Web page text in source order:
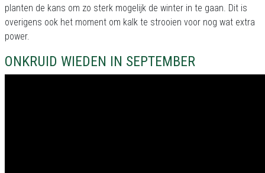
planten de kans om zo sterk mogelijk de winter in te gaan. Dit is
overigens ook het moment om kalk te strooien voor nog wat extra
power.
ONKRUID WIEDEN IN SEPTEMBER